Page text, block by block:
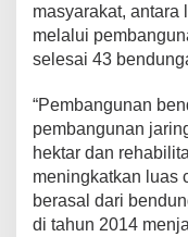
masyarakat, antara
melalui
selesai 43
“Pembangunan
pembangunan
hektar dan
meningkatkan luas
berasal dari
di tahun 2014